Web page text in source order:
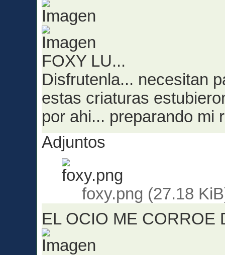
FOXY LU...
Disfrutenla... necesitan
estas criaturas
por ahi... preparando mi
Adjuntos
foxy.png (27.18
EL OCIO ME CORROE